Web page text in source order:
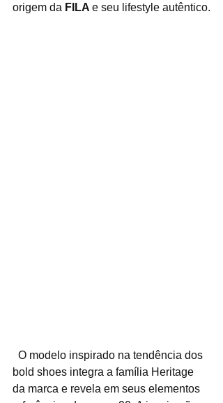
origem da FILA e seu lifestyle autêntico.
bold shoes integra a família Heritage
da marca e revela em seus elementos